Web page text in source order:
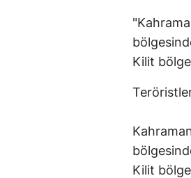
Kilit
Kilit